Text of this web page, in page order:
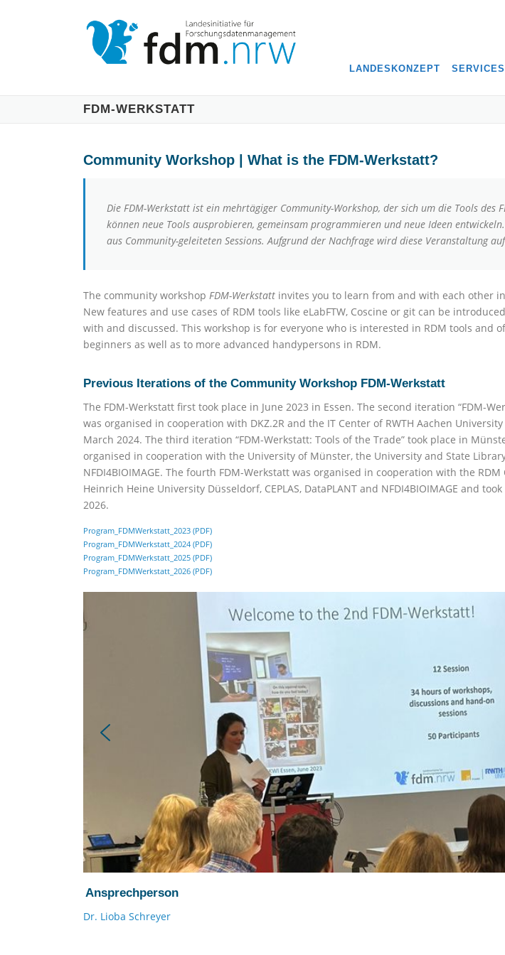
LANDESKONZEPT
FDM-WERKSTATT
Community Workshop | What is the FDM-Werkstatt?
Die FDM-Werkstatt ist ein mehrtägiger Community-Workshop, der sich um die Tools des
können neue Tools ausprobieren, gemeinsam programmieren und neue Ideen
aus Community-geleiteten Sessions. Aufgrund der Nachfrage wird diese Veranstaltung
The community workshop FDM-Werkstatt invites you to learn from and with each other
New features and use cases of RDM tools like eLabFTW, Coscine or git can be
with and discussed. This workshop is for everyone who is interested in RDM tools and
beginners as well as to more advanced handypersons in RDM.
Previous Iterations of the Community Workshop FDM-Werkstatt
The FDM-Werkstatt first took place in June 2023 in Essen. The second iteration “FDM-
was organised in cooperation with DKZ.2R and the IT Center of RWTH Aachen
March 2024. The third iteration “FDM-Werkstatt: Tools of the Trade” took place in
organised in cooperation with the University of Münster, the University and State
NFDI4BIOIMAGE. The fourth FDM-Werkstatt was organised in cooperation with the
Heinrich Heine University Düsseldorf, CEPLAS, DataPLANT and NFDI4BIOIMAGE and
2026.
Program_FDMWerkstatt_2023 (PDF)(öffnet
in
neuem
Tab)
Program_FDMWerkstatt_2024 (PDF)(öffnet
in
neuem
Program_FDMWerkstatt_2025 (PDF)(öffnet
in
Program_FDMWerkstatt_2026 (PDF)(öffnet
Ansprechperson
Dr. Lioba Schreyer